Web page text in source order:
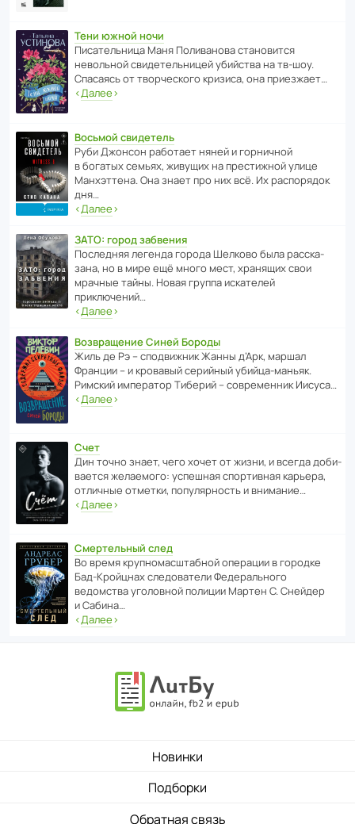
Тени южной ночи
Писа­тель­ница Маня Поли­ва­нова стано­вится
невольной свиде­тель­ницей убийства на тв-шоу.
Спасаясь от твор­че­с­кого кризиса, она приезжает…
‹Далее›
Восьмой свидетель
Руби Джонсон рабо­тает няней и горни­чной
в богатых семьях, живущих на прес­ти­жной улице
Манх­эт­тена. Она знает про них всё. Их распо­рядок
дня…
‹Далее›
ЗАТО: город забвения
После­дняя легенда города Шелково была расска­
зана, но в мире ещё много мест, хранящих свои
мрачные тайны. Новая группа иска­телей
приключений…
‹Далее›
Возвращение Синей Бороды
Жиль де Рэ – спод­ви­жник Жанны д’Арк, маршал
Франции – и кровавый серийный убийца-маньяк.
Римский импе­ратор Тиберий – совре­менник Иисуса…
‹Далее›
Счет
Дин точно знает, чего хочет от жизни, и всегда доби­
ва­ется жела­е­мого: успе­шная спор­ти­вная карьера,
отли­чные отметки, попу­ля­р­ность и внимание…
‹Далее›
Смертельный след
Во время круп­но­мас­ш­та­бной операции в городке
Бад‑Крой­цнах следо­ва­тели Феде­раль­ного
ведомства уголо­вной полиции Мартен С. Снейдер
и Сабина…
‹Далее›
Новинки
Подборки
Обратная связь